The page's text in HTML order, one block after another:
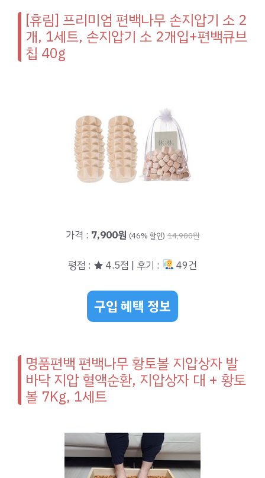
[휴림] 프리미엄 편백나무 손지압기 소 2
개, 1세트, 손지압기 소 2개입+편백큐브
칩 40g
가격 : 7,900원 (46% 할인) 14,900원
평점 : ★ 4.5점 | 후기 : 49건
구입 혜택 정보
명품편백 편백나무 황토볼 지압상자 발
바닥 지압 혈액순환, 지압상자 대 + 황토
볼 7Kg, 1세트